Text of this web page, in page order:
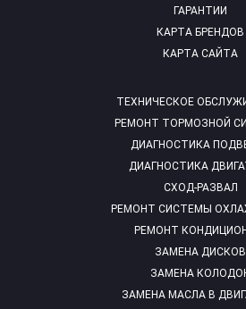
ТЕХНИЧЕСКОЕ
РЕМОНТ ТОРМОЗНОЙ
ДИАГНОСТИКА
ДИАГНОСТИКА
СХОД-РАЗВАЛ
РЕМОНТ СИСТЕМЫ
РЕМОНТ
ЗАМЕНА ДИСКОВ
ЗАМЕНА
ЗАМЕНА МАСЛА В
ГАРАНТИИ
КАРТА БРЕНДОВ
КАРТА САЙТА